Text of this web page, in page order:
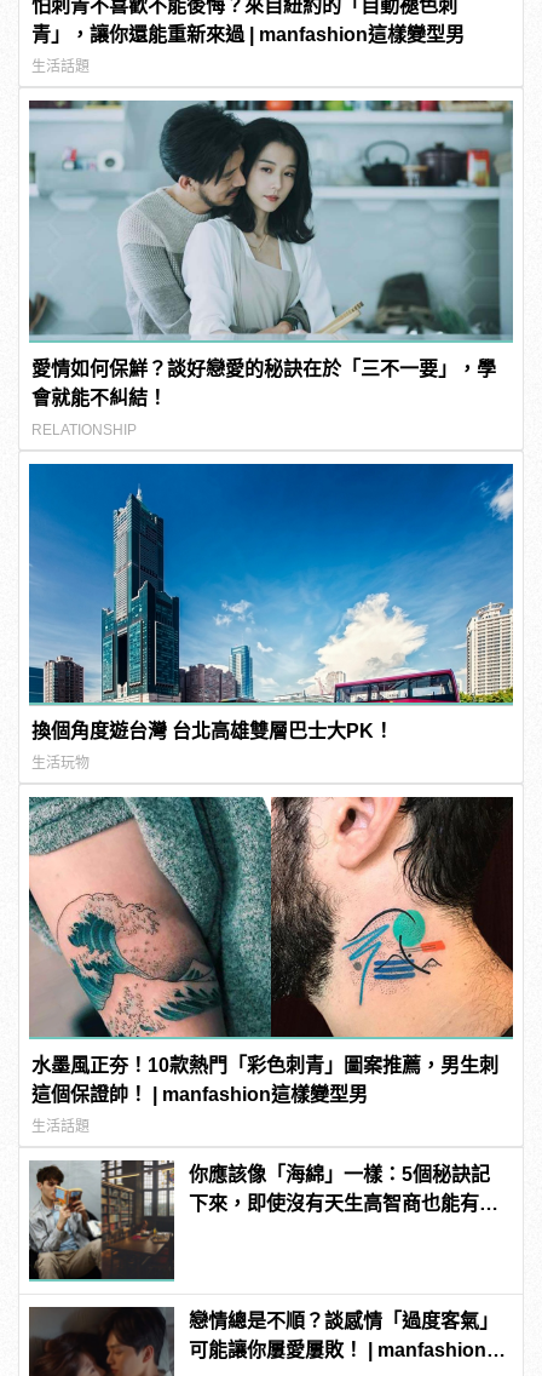
怕刺青不喜歡不能後悔？來自紐約的「自動褪色刺
青」，讓你還能重新來過 | manfashion這樣變型男
生活話題
愛情如何保鮮？談好戀愛的秘訣在於「三不一要」，學
會就能不糾結！
RELATIONSHIP
換個角度遊台灣 台北高雄雙層巴士大PK！
生活玩物
水墨風正夯！10款熱門「彩色刺青」圖案推薦，男生刺
這個保證帥！ | manfashion這樣變型男
生活話題
你應該像「海綿」一樣：5個秘訣記
下來，即使沒有天生高智商也能有效
戀情總是不順？談感情「過度客氣」
可能讓你屢愛屢敗！ | manfashion這